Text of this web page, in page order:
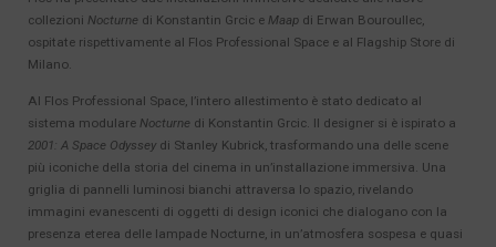
collezioni Nocturne di Konstantin Grcic e Maap di Erwan Bouroullec,
ospitate rispettivamente al Flos Professional Space e al Flagship Store di
Milano.
Al Flos Professional Space, l’intero allestimento è stato dedicato al
sistema modulare Nocturne di Konstantin Grcic. Il designer si è ispirato a
2001: A Space Odyssey di Stanley Kubrick, trasformando una delle scene
più iconiche della storia del cinema in un’installazione immersiva. Una
griglia di pannelli luminosi bianchi attraversa lo spazio, rivelando
immagini evanescenti di oggetti di design iconici che dialogano con la
presenza eterea delle lampade Nocturne, in un’atmosfera sospesa e quasi